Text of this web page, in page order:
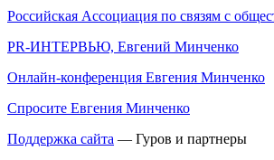
Российская Ассоциация по связям с
PR-ИНТЕРВЬЮ, Евгений Минченко
Онлайн-конференция Евгения Минченко
Спросите Евгения Минченко
Поддержка сайта — Гуров и партнеры